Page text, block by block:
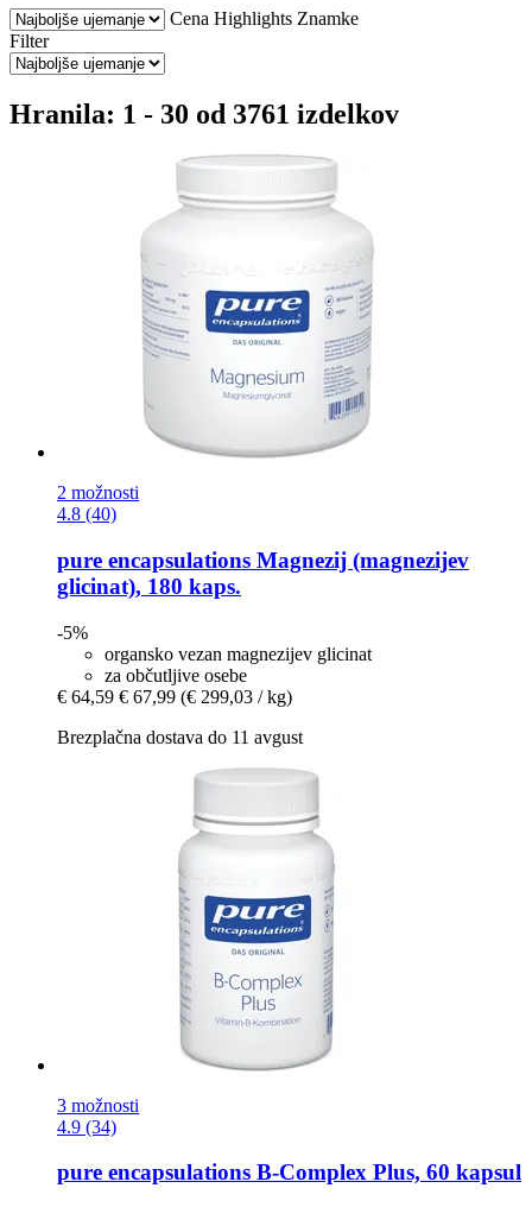
Cena Highlights Znamke
Filter
Hranila: 1 - 30 od 3761 izdelkov
2 možnosti
4.8 (40)
pure encapsulations Magnezij (magnezijev
glicinat), 180 kaps.
-5%
organsko vezan magnezijev glicinat
za občutljive osebe
€ 64,59 € 67,99 (€ 299,03 / kg)
Brezplačna dostava do 11 avgust
3 možnosti
4.9 (34)
pure encapsulations B-​Complex Plus, 60 kapsul